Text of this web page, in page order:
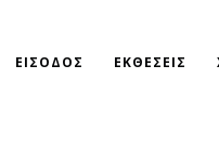
ΕΙΣΟΔΟΣ ΕΚΘΕΣΕΙΣ